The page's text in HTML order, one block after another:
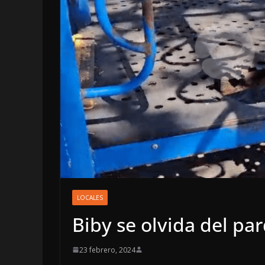
LOCALES
Biby se olvida del
23 febrero, 2024
OPINIÓN
6 agosto, 2026